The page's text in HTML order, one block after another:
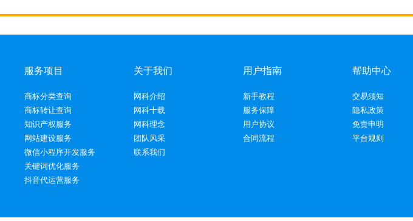
服务项目
商标分类查询
商标转让查询
知识产权服务
网站建设服务
微信小程序开发服务
关键词优化服务
抖音代运营服务
关于我们
网科介绍
网科十载
网科理念
团队风采
联系我们
用户指南
新手教程
服务保障
用户协议
合同流程
帮助中心
交易须知
隐私政策
免责申明
平台规则